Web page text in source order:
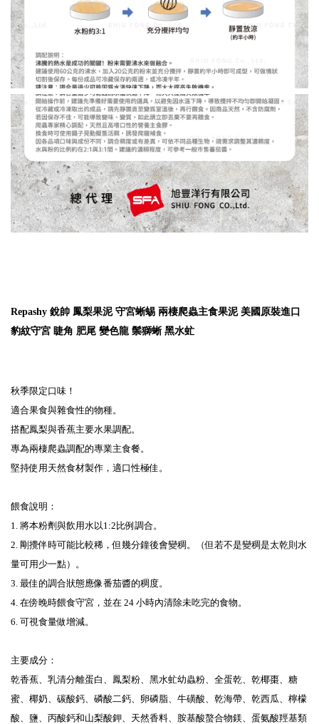
Repashy 銳帥 鳳梨果泥 守宮蜥蜴 兩棲爬蟲主食果泥 美國原裝進口
豹紋守宮 睫角 肥尾 變色龍 鬃獅蜥 黑水虻
秋季限定口味！
適合果食與雜食性的物種。
搭配鳳梨與香蕉主要水果調配。
專為兩棲爬蟲調配的專業主食餐。
堅持使用天然食材製作，適口性極佳。
餵食說明：
1. 將本粉劑與飲用水以1:2比例調合。
2. 剛攪伴時可能比較稀，但幾分鐘後會變稠。（但若不是變稠是太乾則水
量可用少一點）。
3. 最佳的調合狀態應像番茄醬的稠度。
4. 在傍晚時餵食守宮，並在 24 小時內清除未吃完的食物。
6. 可視食量做增減。
主要成分：
乾香蕉、乳清分離蛋白、鳳梨粉、黑水虻幼蟲粉、全蛋乾、乾椰棗、糖
蜜、椰奶、碳酸鈣、磷酸二鈣、卵磷脂、牛磺酸、乾海帶、乾西瓜、檸檬
酸、鹽、丙酸鈣和山梨酸鉀、天然香料、胺基酸螯合物鎂、蛋氨酸羥基類